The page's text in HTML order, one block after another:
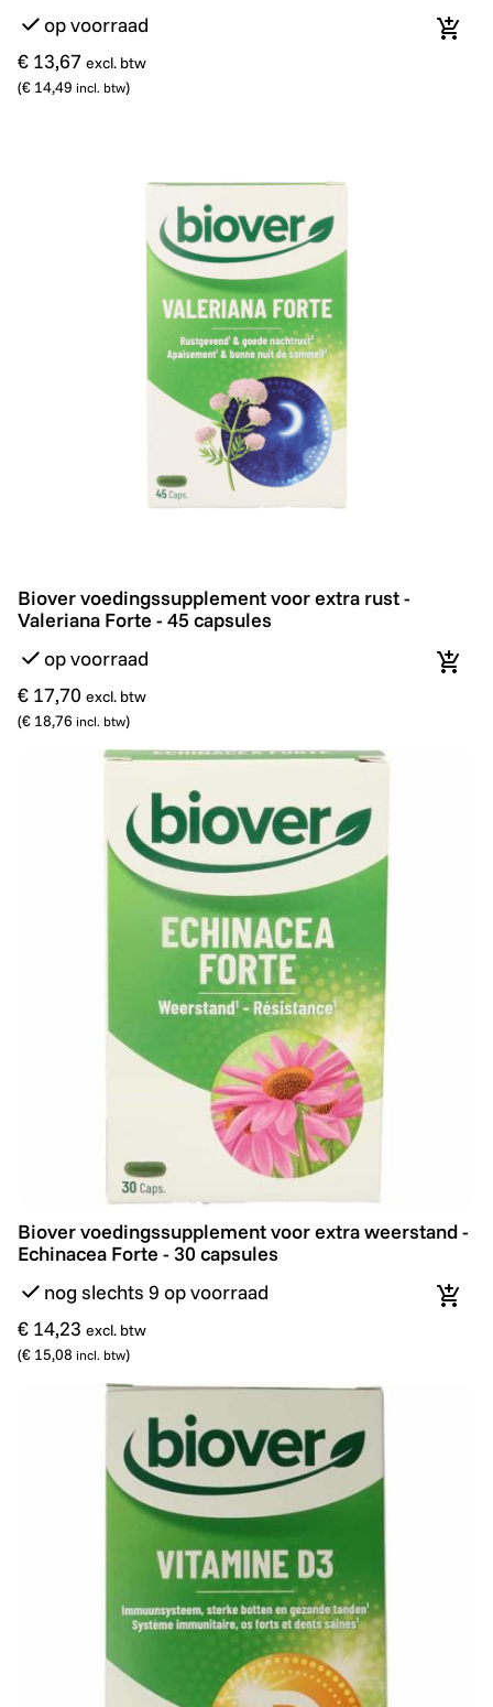
op voorraad
€ 13,67 excl. btw
(€ 14,49 incl. btw)
In
Biover voedingssupplement voor extra rust -
Biover voedingssupplement voor extra rust -
Valeriana Forte - 45 capsules
op voorraad
€ 17,70 excl. btw
(€ 18,76 incl. btw)
In
Biover voedingssupplement voor extra weerstand -
Biover voedingssupplement voor extra weerstand -
Echinacea Forte - 30 capsules
nog slechts 9 op voorraad
€ 14,23 excl. btw
(€ 15,08 incl. btw)
In